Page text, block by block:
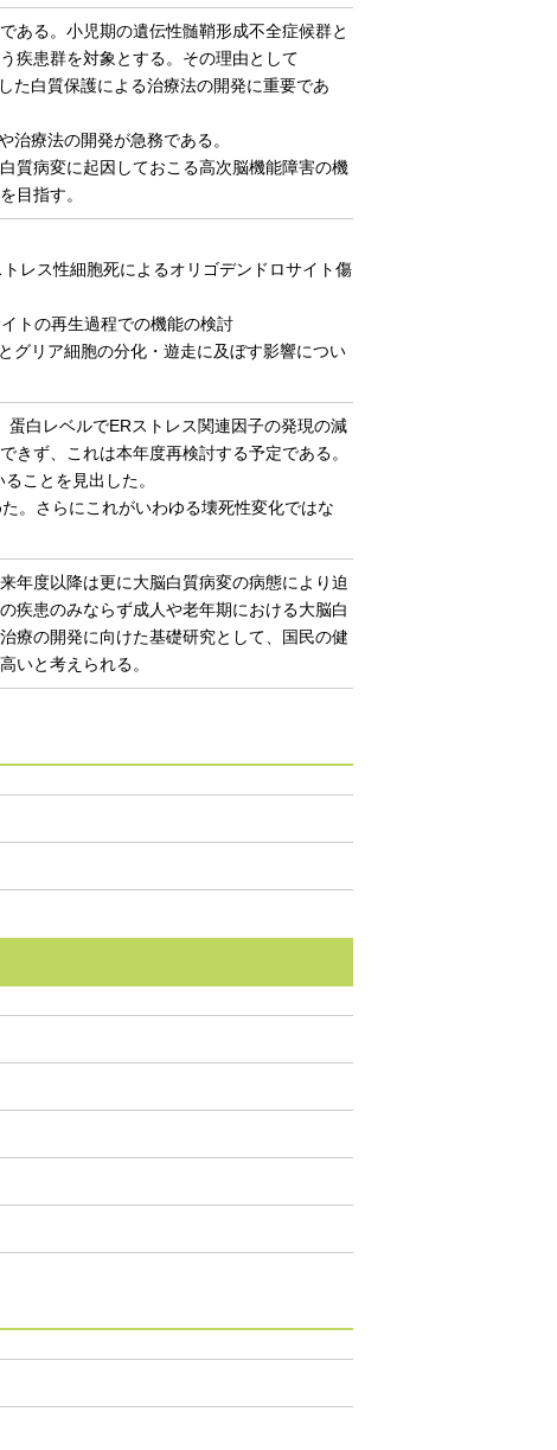
ある。小児期の遺伝性髄鞘形成不全症候群と
疾患群を対象とする。その理由として
た白質保護による治療法の開発に重要であ
治療法の開発が急務である。
質病変に起因しておこる高次脳機能障害の機
目指す。
レス性細胞死によるオリゴデンドロサイト傷
トの再生過程での機能の検討
リア細胞の分化・遊走に及ぼす影響につい
白レベルでERストレス関連因子の発現の減
きず、これは本年度再検討する予定である。
ことを見出した。
。さらにこれがいわゆる壊死性変化ではな
年度以降は更に大脳白質病変の病態により迫
疾患のみならず成人や老年期における大脳白
療の開発に向けた基礎研究として、国民の健
いと考えられる。